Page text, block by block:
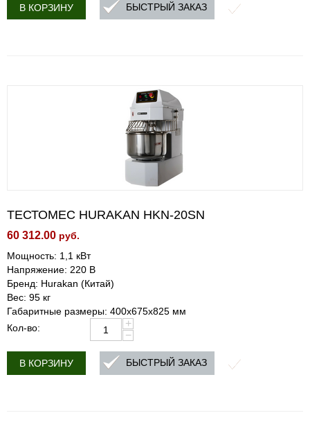
В КОРЗИНУ БЫСТРЫЙ ЗАКАЗ
ТЕСТОМЕС HURAKAN HKN-20SN
60 312.00 руб.
Мощность: 1,1 кВт
Напряжение: 220 В
Бренд: Hurakan (Китай)
Вес: 95 кг
Габаритные размеры: 400x675x825 мм
Кол-во:
+
−
В КОРЗИНУ БЫСТРЫЙ ЗАКАЗ